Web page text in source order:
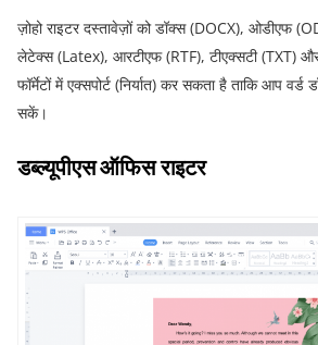
ज़ोहो राइटर दस्तावेज़ों को डॉक्स (DOCX), ओडीएफ
लेटेक्स (Latex), आरटीएफ (RTF), टीएक्सटी (TXT)
फॉर्मेटों में एक्सपोर्ट (निर्यात) कर सकता है ताकि आप
सकें।
डब्ल्यूपीएस ऑफिस राइटर